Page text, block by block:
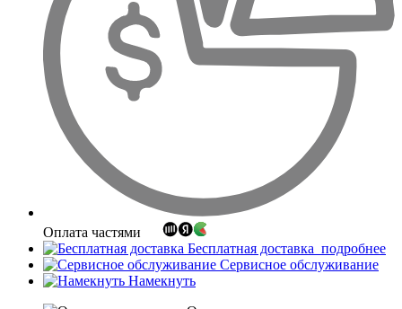
Оплата частями
Бесплатная доставка подробнее
Сервисное обслуживание
Намекнуть